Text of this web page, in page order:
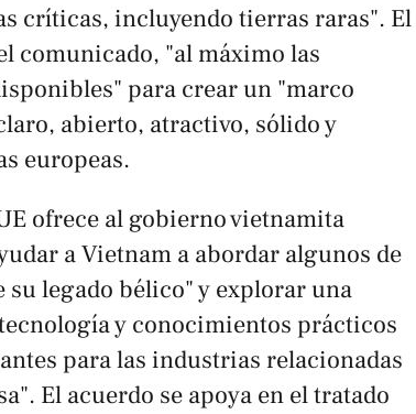
críticas, incluyendo tierras raras". El
comunicado, "al máximo las
para crear un "marco
abierto, atractivo, sólido y
europeas.
ofrece al gobierno vietnamita
a Vietnam a abordar algunos de
su legado bélico" y explorar una
y conocimientos prácticos
para las industrias relacionadas
El acuerdo se apoya en el tratado